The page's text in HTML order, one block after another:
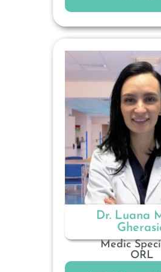
Dr. Luana
Medic
ORL